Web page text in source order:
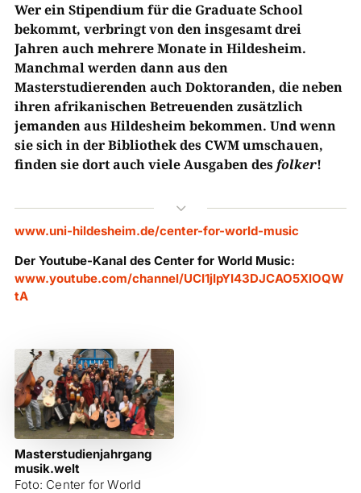
Wer ein Stipendium für die Graduate School
bekommt, verbringt von den insgesamt drei
Jahren auch mehrere Monate in Hildesheim.
Manchmal werden dann aus den
Masterstudierenden auch Doktoranden, die neben
ihren afrikanischen Betreuenden zusätzlich
jemanden aus Hildesheim bekommen. Und wenn
sie sich in der Bibliothek des CWM umschauen,
finden sie dort auch viele Ausgaben desfolker!
3
www.uni-hildesheim.de/center-for-world-music
Der Youtube-Kanal des Center for World Music:
www.youtube.com/channel/UCI1jIpYI43DJCAO5XlOQW
tA
Masterstudienjahrgang
musik.welt
Foto: Center for World